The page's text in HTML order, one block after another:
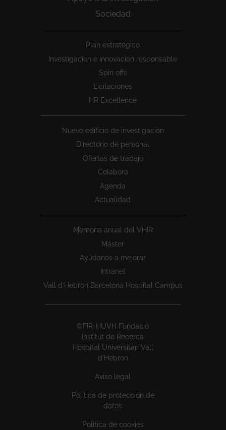
Sociedad
Plan estratégico
Investigacion e innovacion responsable
Spin offs
Licitaciones
HR Excellence
Nuevo edificio de investigación
Directorio de personal
Ofertas de trabajo
Colabora
Agenda
Actualidad
Memoria anual del VHIR
Máster
Ayúdanos a mejorar
Intranet
Vall d’Hebron Barcelona Hospital Campus
©FIR-HUVH Fundació
Institut de Recerca
Hospital Universitari Vall
d'Hebron
Aviso legal
Política de protección de
datos
Política de cookies